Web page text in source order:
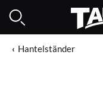
Hantelständer